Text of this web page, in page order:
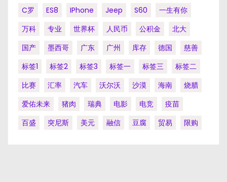
C罗 ES8 IPhone Jeep S60
一生有你
万科
专业 世界杯 人民币 公积金
北大
国产
墨西哥 广东 广州 库存 德国
慈善
标签1
标签2 标签3 标签一 标签三
标签二
比赛
汇率 汽车 沃尔沃 沙漠 海南
烧腊
爱佑未来
猪肉 瑞典 电影 电竞
疫苗
百盛
突尼斯 美元 融信 豆腐 贸易 限购